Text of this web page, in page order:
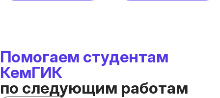
Помогаем студентам
КемГИК
по следующим работам